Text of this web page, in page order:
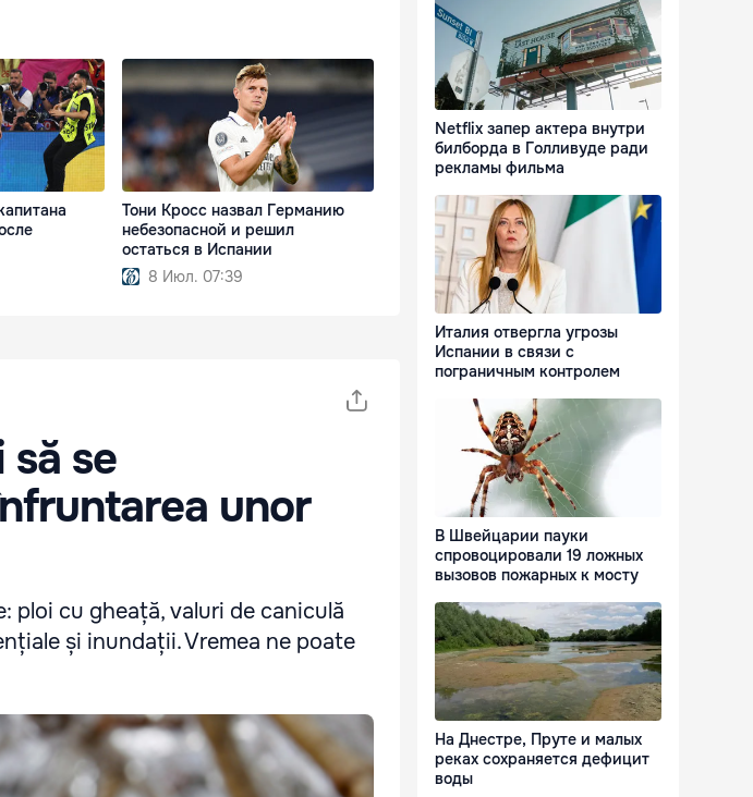
Тони Кросс назвал Германию
небезопасной и решил
остаться в Испании
8 Июл. 07:39
se
unor
ploi cu gheață, valuri de caniculă
și inundații. Vremea ne poate
Netflix запер актера внутри
билборда в Голливуде ради
рекламы фильма
Италия отвергла угрозы
Испании в связи с
пограничным контролем
В Швейцарии пауки
спровоцировали 19 ложных
вызовов пожарных к мосту
На Днестре, Пруте и малых
реках сохраняется дефицит
воды